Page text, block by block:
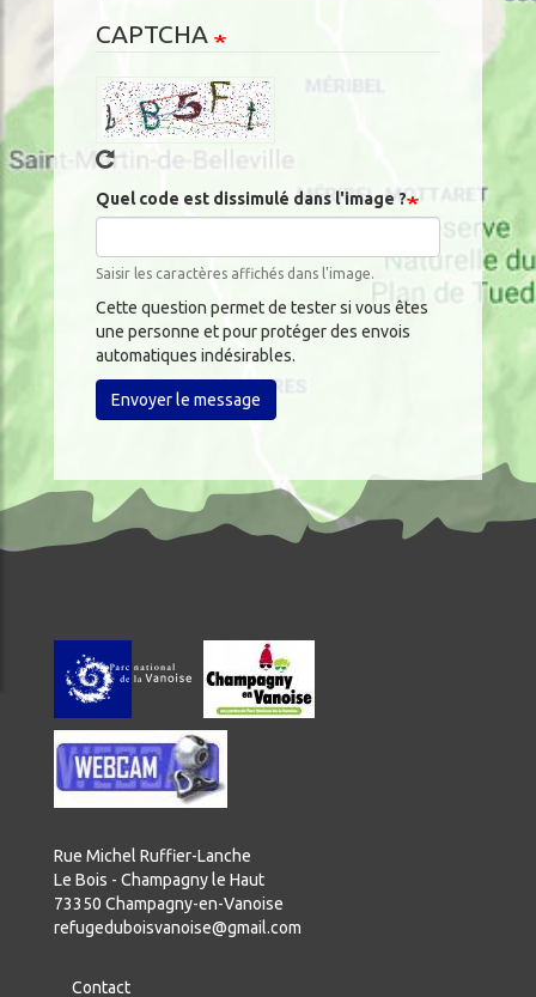
CAPTCHA
Quel code est dissimulé dans l'image ?
Saisir les caractères affichés dans l'image.
Cette question permet de tester si vous êtes
une personne et pour protéger des envois
automatiques indésirables.
Envoyer le message
Rue Michel Ruffier-Lanche
Le Bois - Champagny le Haut
73350 Champagny-en-Vanoise
refugeduboisvanoise@gmail.com
Contact